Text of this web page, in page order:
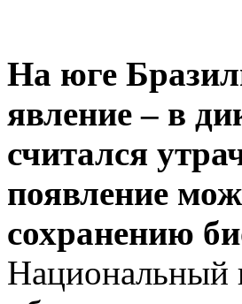
На юге
явление – в
считался
появление
сохранению
Национальный